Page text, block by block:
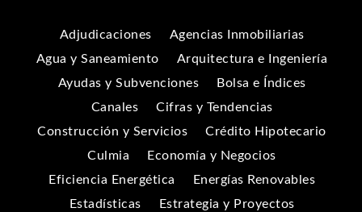
Adjudicaciones
Agencias Inmobiliarias
Agua y Saneamiento
Arquitectura e Ingeniería
Ayudas y Subvenciones
Bolsa e Índices
Canales
Cifras y Tendencias
Construcción y Servicios
Crédito Hipotecario
Culmia
Economía y Negocios
Eficiencia Energética
Energías Renovables
Estadísticas
Estrategia y Proyectos